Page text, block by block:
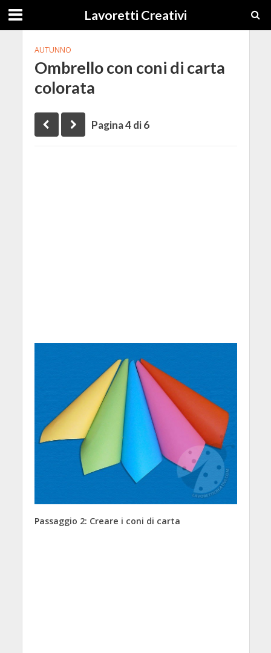
Lavoretti Creativi
AUTUNNO
Ombrello con coni di carta
colorata
Pagina 4 di 6
Passaggio 2: Creare i coni di carta